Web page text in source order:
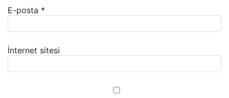
E-posta *
İnternet sitesi